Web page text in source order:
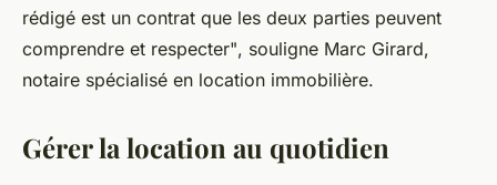
rédigé est un contrat que les deux parties peuvent
comprendre et respecter", souligne Marc Girard,
notaire spécialisé en location immobilière.
Gérer la location au quotidien